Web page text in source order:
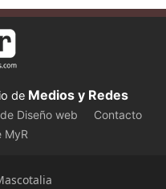
de Medios y Redes
Diseño web
Contacto
MyR